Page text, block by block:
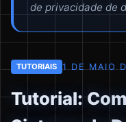
de privacidade de
TUTORIAIS 1 DE MAIO
Tutorial: